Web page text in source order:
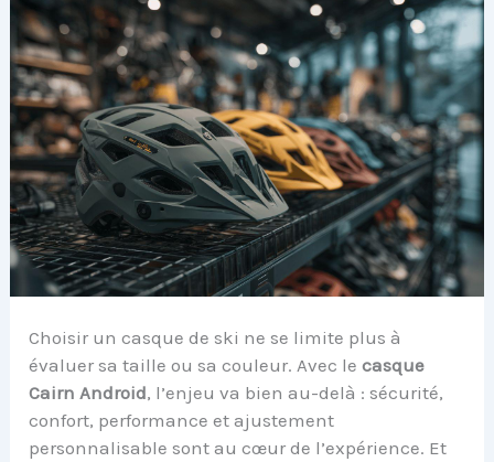
Choisir un casque de ski ne se limite plus à
évaluer sa taille ou sa couleur. Avec lecasque
Cairn Android, l’enjeu va bien au-delà : sécurité,
confort, performance et ajustement
personnalisable sont au cœur de l’expérience. Et